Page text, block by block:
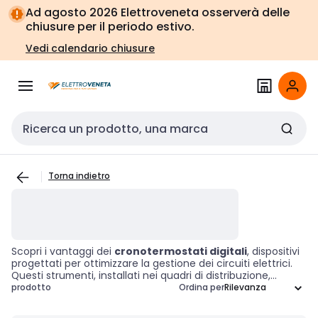
Vai alla
navigazione
Vai
alla
pagina
Ad agosto 2026 Elettroveneta osserverà delle
chiusure per il periodo estivo.
Vedi calendario chiusure
Cerca input
Torna indietro
Scopri i vantaggi dei cronotermostati digitali, dispositivi
progettati per ottimizzare la gestione dei circuiti elettrici.
Questi strumenti, installati nei quadri di distribuzione,
consentono di programmare l'accensione e lo
prodotto Ordina per